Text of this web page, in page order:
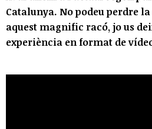
Catalunya.​ No podeu perdre
aquest magnific racó, jo us
experiència en format de